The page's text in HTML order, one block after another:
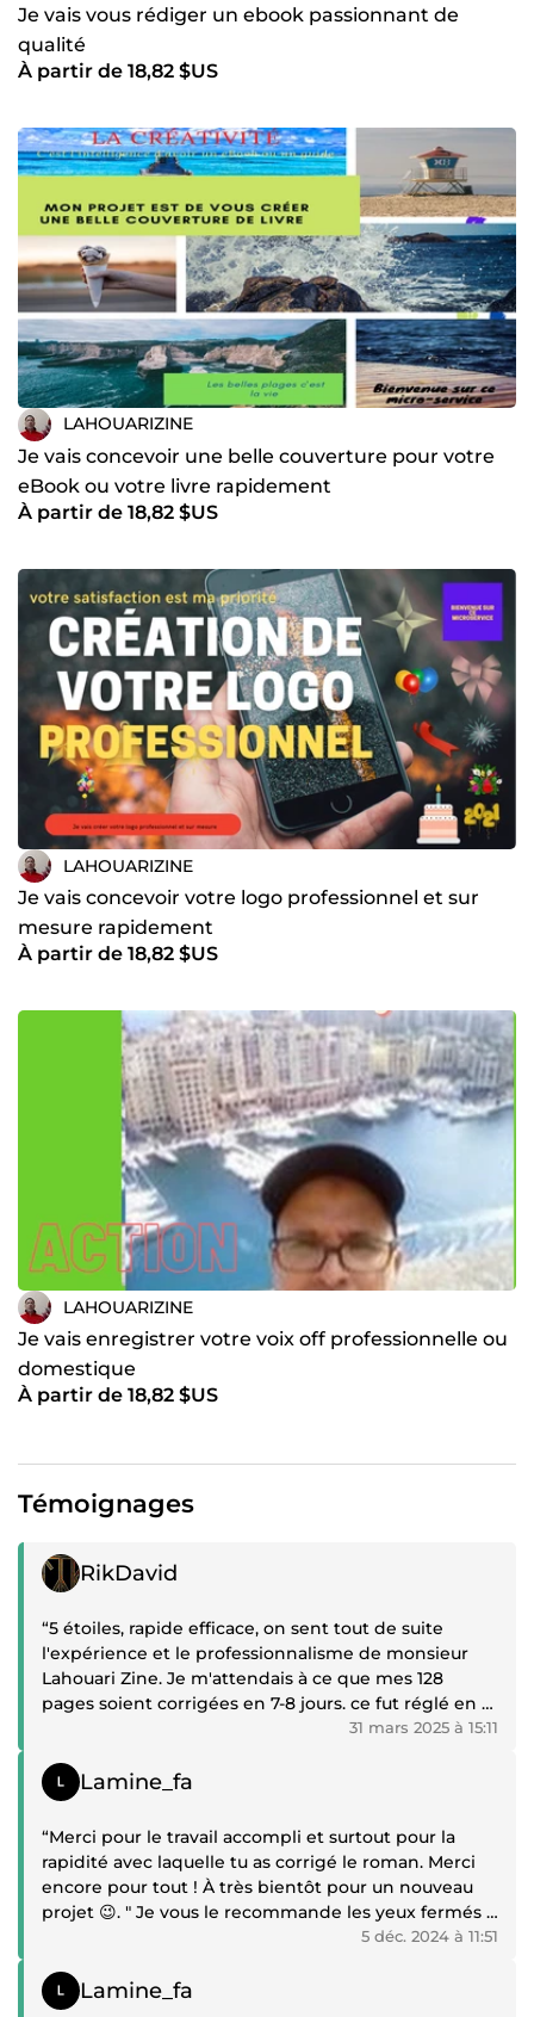
Je vais vous rédiger un ebook passionnant de
qualité
À partir de 18,82 $US
LAHOUARIZINE
Je vais concevoir une belle couverture pour votre
eBook ou votre livre rapidement
À partir de 18,82 $US
LAHOUARIZINE
Je vais concevoir votre logo professionnel et sur
mesure rapidement
À partir de 18,82 $US
LAHOUARIZINE
Je vais enregistrer votre voix off professionnelle ou
domestique
À partir de 18,82 $US
Témoignages
Témoignage positif
RikDavid
“5 étoiles, rapide efficace, on sent tout de suite
l'expérience et le professionnalisme de monsieur
Lahouari Zine. Je m'attendais à ce que mes 128
pages soient corrigées en 7-8 jours. ce fut réglé en 6.
Un travail remarquable d'une redoutable efficacité
La différence avec les correcteurs avec qui j'ai traité
par le passé, c'est que monsieur Lahouari Zine, me
tenait au courant tout les jours de son avancé sur la
correction de mon roman avec toujours un
commentaire utile, sympa ou constructif.
Lorsque je faisait appel à un correcteur il y avait
on se ronge les sangs. Mais pas là, tout les jours, un
topo de sa progression comme un présentateur
31 mars 2025 à 15:11
Témoignage positif
Lamine_fa
“Merci pour le travail accompli et surtout pour la
rapidité avec laquelle tu as corrigé le roman. Merci
encore pour tout ! À très bientôt pour un nouveau
projet 😉. " Je vous le recommande les yeux fermés !
" Très content d'avoir collaboré avec toi.”5 déc. 2024 à 11:51
Témoignage positif
Lamine_fa